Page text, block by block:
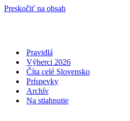
Preskočiť na obsah
Pravidlá
Výherci 2026
Číta celé Slovensko
Príspevky
Archív
Na stiahnutie